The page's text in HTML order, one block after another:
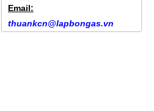
Email:
thuankcn@lapbongas.vn